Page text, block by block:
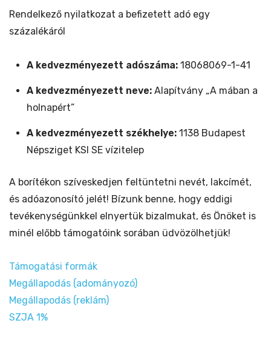
Rendelkező nyilatkozat a befizetett adó egy
százalékáról
A kedvezményezett adószáma: 18068069-1-41
A kedvezményezett neve: Alapítvány „A mában a
holnapért”
A kedvezményezett székhelye: 1138 Budapest
Népsziget KSI SE vízitelep
A borítékon szíveskedjen feltüntetni nevét, lakcímét,
és adóazonosító jelét! Bízunk benne, hogy eddigi
tevékenységünkkel elnyertük bizalmukat, és Önöket is
minél előbb támogatóink sorában üdvözölhetjük!
Támogatási formák
Megállapodás (adományozó)
Megállapodás (reklám)
SZJA 1%